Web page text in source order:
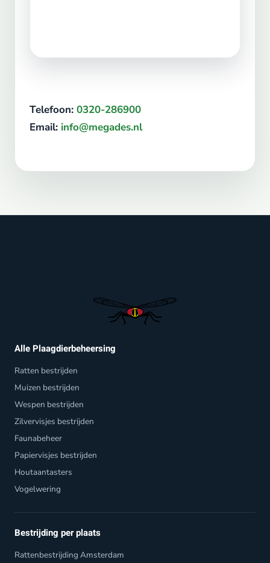
Telefoon: 0320-286900
Email: info@megades.nl
Alle Plaagdierbeheersing
Ratten bestrijden
Muizen bestrijden
Wespen bestrijden
Zilvervisjes bestrijden
Faunabeheer
Papiervisjes bestrijden
Houtaantasters
Vogelwering
Bestrijding per plaats
Rattenbestrijding Amsterdam